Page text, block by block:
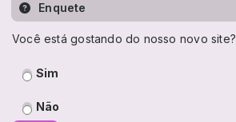
Enquete
Você está gostando do nosso novo site?
Sim
Não